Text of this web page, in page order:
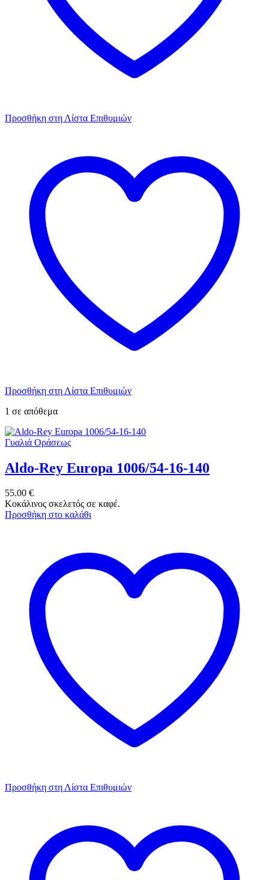
Προσθήκη στη Λίστα Επιθυμιών
Προσθήκη στη Λίστα Επιθυμιών
1 σε απόθεμα
Γυαλιά Οράσεως
Aldo-Rey Europa 1006/54-16-140
55.00 €
Κοκάλινος σκελετός σε καφέ.
Προσθήκη στο καλάθι
Προσθήκη στη Λίστα Επιθυμιών